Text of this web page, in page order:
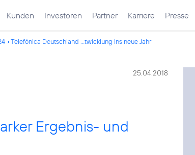
Kunden Investoren Partner Karriere Presse
Telefónica Deutschland ...twicklung ins neue Jahr
25.04.2018
Ergebnis- und